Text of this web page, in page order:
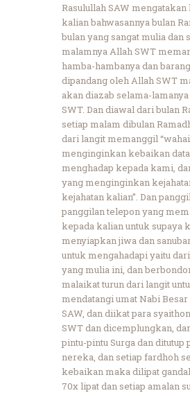
Rasulullah SAW mengatakan
kalian bahwasannya bulan
bulan yang sangat mulia dan
malamnya Allah SWT
hamba-hambanya dan
dipandang oleh Allah SWT
akan diazab selama-
SWT. Dan diawal dari bulan
setiap malam dibulan
dari langit memanggil
menginginkan kebaikan
menghadap kepada kami,
yang menginginkan
kejahatan kalian”. Dan
panggilan telepon yang
kepada kalian untuk supaya
menyiapkan jiwa dan
untuk mengahadapi yaitu
yang mulia ini, dan
malaikat turun dari langit
mendatangi umat Nabi
SAW, dan diikat para
SWT dan dicemplungkan,
pintu-pintu Surga dan ditutup
nereka, dan setiap fardhoh
kebaikan maka dilipat
70x lipat dan setiap amalan